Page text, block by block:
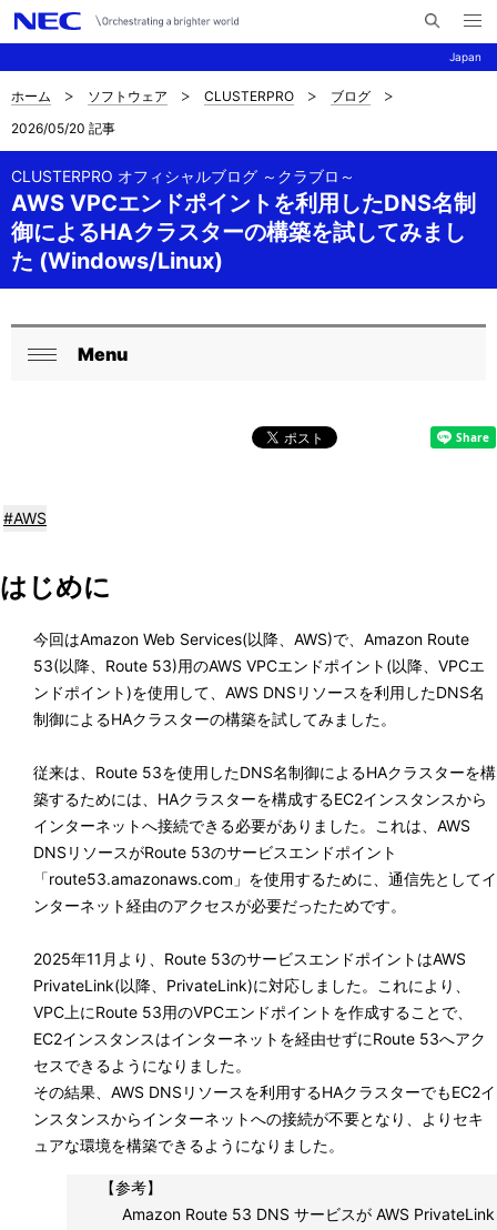
Japan
イ
メ
ニ
ュ
ナ
ビ
ゲ
ー
シ
ョ
サ
ト
内
の
在
表
し
て
い
ま
。
ホーム ソフトウェア CLUSTERPRO
ブログ
2026/05/20 記事
AWS VPCエンドポイントを利用したDNS名制
御によるHAクラスターの構築を試してみまし
た (Windows/Linux)
CLUSTERPRO オフィシャルブログ ～クラブロ～
ロ
ナ
ビ
ョ
ン
Menu
#AWS
はじめに
今回はAmazon Web Services(以降、AWS)で、Amazon Route
53(以降、Route 53)用のAWS VPCエンドポイント(以降、VPCエ
ンドポイント)を使用して、AWS DNSリソースを利用したDNS名
制御によるHAクラスターの構築を試してみました。
従来は、Route 53を使用したDNS名制御によるHAクラスターを構
築するためには、HAクラスターを構成するEC2インスタンスから
インターネットへ接続できる必要がありました。これは、AWS
DNSリソースがRoute 53のサービスエンドポイント
「route53.amazonaws.com」を使用するために、通信先としてイ
ンターネット経由のアクセスが必要だったためです。
2025年11月より、Route 53のサービスエンドポイントはAWS
PrivateLink(以降、PrivateLink)に対応しました。これにより、
VPC上にRoute 53用のVPCエンドポイントを作成することで、
EC2インスタンスはインターネットを経由せずにRoute 53へアク
セスできるようになりました。
その結果、AWS DNSリソースを利用するHAクラスターでもEC2イ
ンスタンスからインターネットへの接続が不要となり、よりセキ
ュアな環境を構築できるようになりました。
【参考】
Amazon Route 53 DNS サービスが AWS PrivateLink